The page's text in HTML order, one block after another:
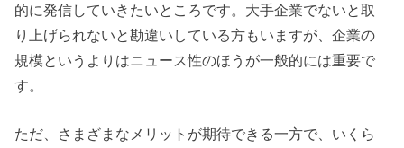
的に発信していきたいところです。大手企業でないと取
り上げられないと勘違いしている方もいますが、企業の
規模というよりはニュース性のほうが一般的には重要で
す。
ただ、さまざまなメリットが期待できる一方で、いくら